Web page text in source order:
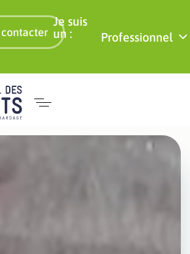
contacter
Je suis
un :
Professionnel
faire bénéficier des aides à